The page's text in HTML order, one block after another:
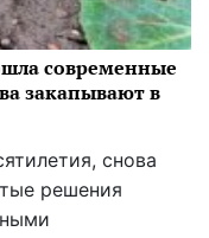
современные
закапывают в
снова
решения